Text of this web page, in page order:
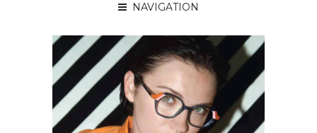
NAVIGATION